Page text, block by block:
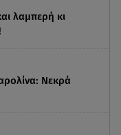
λαμπερή κι
Νεκρά